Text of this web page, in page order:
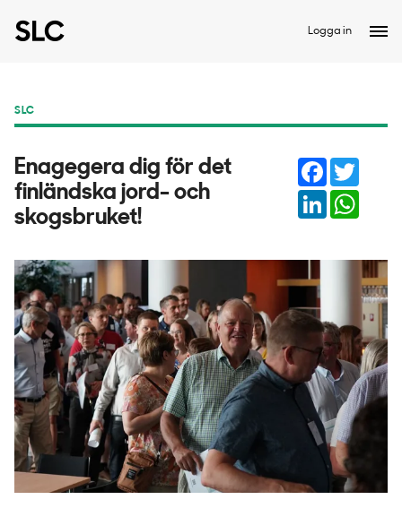
Logga in
SLC
Enagegera dig för det
finländska jord- och
skogsbruket!
Facebook
LinkedIn